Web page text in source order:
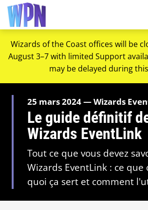
Wizards of the Coast offices will be
August 3–7 with limited Support
may be delayed during
25 mars 2024 — Wizards
Le guide définitif
Wizards EventLink
Tout ce que vous devez
Wizards EventLink : ce que
quoi ça sert et comment